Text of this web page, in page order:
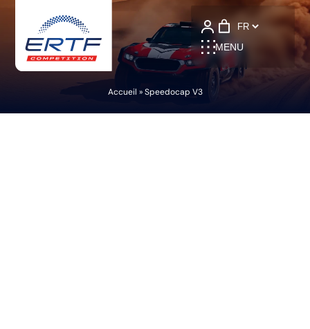
MENU
Language
Accueil »Speedocap V3